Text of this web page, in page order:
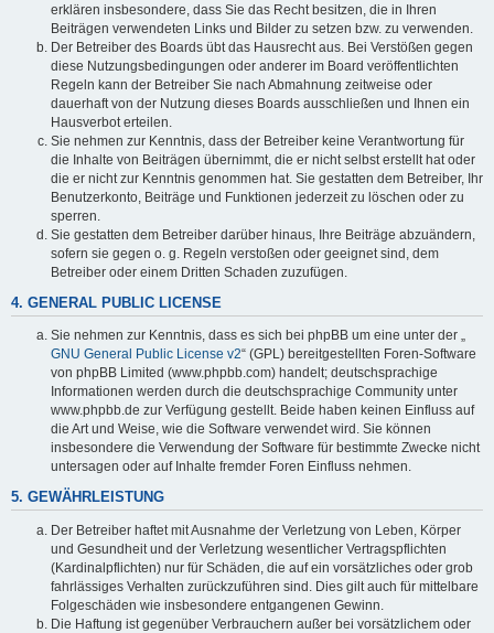
erklären insbesondere, dass Sie das Recht besitzen, die in Ihren
Beiträgen verwendeten Links und Bilder zu setzen bzw. zu verwenden.
Der Betreiber des Boards übt das Hausrecht aus. Bei Verstößen gegen
diese Nutzungsbedingungen oder anderer im Board veröffentlichten
Regeln kann der Betreiber Sie nach Abmahnung zeitweise oder
dauerhaft von der Nutzung dieses Boards ausschließen und Ihnen ein
Hausverbot erteilen.
Sie nehmen zur Kenntnis, dass der Betreiber keine Verantwortung für
die Inhalte von Beiträgen übernimmt, die er nicht selbst erstellt hat oder
die er nicht zur Kenntnis genommen hat. Sie gestatten dem Betreiber, Ihr
Benutzerkonto, Beiträge und Funktionen jederzeit zu löschen oder zu
sperren.
Sie gestatten dem Betreiber darüber hinaus, Ihre Beiträge abzuändern,
sofern sie gegen o. g. Regeln verstoßen oder geeignet sind, dem
Betreiber oder einem Dritten Schaden zuzufügen.
4. GENERAL PUBLIC LICENSE
Sie nehmen zur Kenntnis, dass es sich bei phpBB um eine unter der „
GNU General Public License v2“ (GPL) bereitgestellten Foren-Software
von phpBB Limited (www.phpbb.com) handelt; deutschsprachige
Informationen werden durch die deutschsprachige Community unter
www.phpbb.de zur Verfügung gestellt. Beide haben keinen Einfluss auf
die Art und Weise, wie die Software verwendet wird. Sie können
insbesondere die Verwendung der Software für bestimmte Zwecke nicht
untersagen oder auf Inhalte fremder Foren Einfluss nehmen.
5. GEWÄHRLEISTUNG
Der Betreiber haftet mit Ausnahme der Verletzung von Leben, Körper
und Gesundheit und der Verletzung wesentlicher Vertragspflichten
(Kardinalpflichten) nur für Schäden, die auf ein vorsätzliches oder grob
fahrlässiges Verhalten zurückzuführen sind. Dies gilt auch für mittelbare
Folgeschäden wie insbesondere entgangenen Gewinn.
Die Haftung ist gegenüber Verbrauchern außer bei vorsätzlichem oder